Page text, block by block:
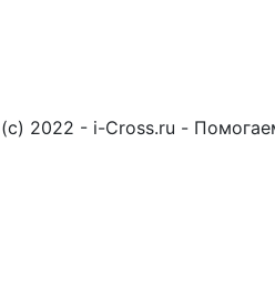
(c) 2022 - i-Cross.ru -